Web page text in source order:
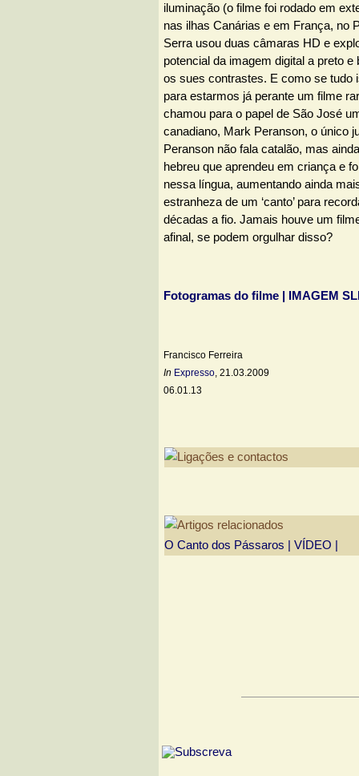
iluminação (o filme foi rodado em
nas ilhas Canárias e em França, no
Serra usou duas câmaras HD e
potencial da imagem digital a preto e
os sues contrastes. E como se tudo
para estarmos já perante um filme
chamou para o papel de São José
canadiano, Mark Peranson, o único
Peranson não fala catalão, mas
hebreu que aprendeu em criança e
nessa língua, aumentando ainda
estranheza de um ‘canto’ para
décadas a fio. Jamais houve um
afinal, se podem orgulhar disso?
Fotogramas do filme | IMAGEM
Francisco Ferreira
In Expresso , 21.03.2009
06.01.13
O Canto dos Pássaros | VÍDEO |